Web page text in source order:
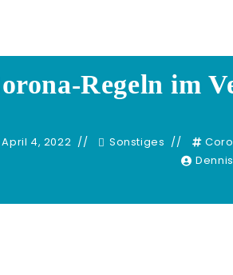
Regeln im
April 4, 2022 Sonstiges